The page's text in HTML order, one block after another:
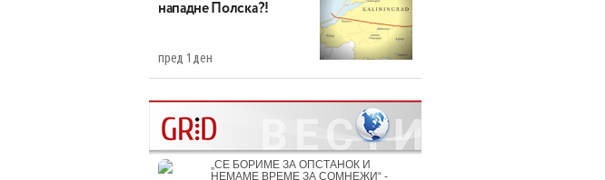
нападне Полска?!
пред 1 ден